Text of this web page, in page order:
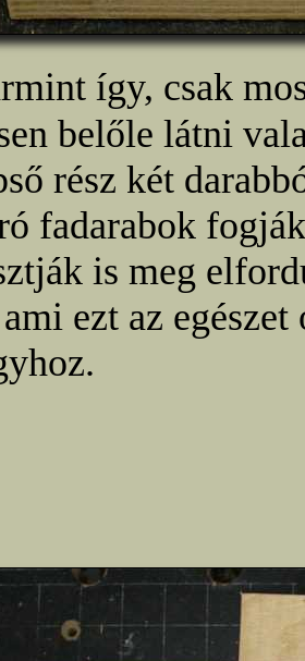
így, csak
belőle látni
rész két
fadarabok
is meg
ezt az